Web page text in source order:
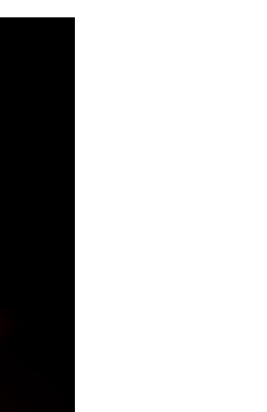
预约）
约）
预约）
预约）
广场）10层13室（需提前预约）
（需提前预约）
（需提前预约）
（需提前预约）
需提前预约）